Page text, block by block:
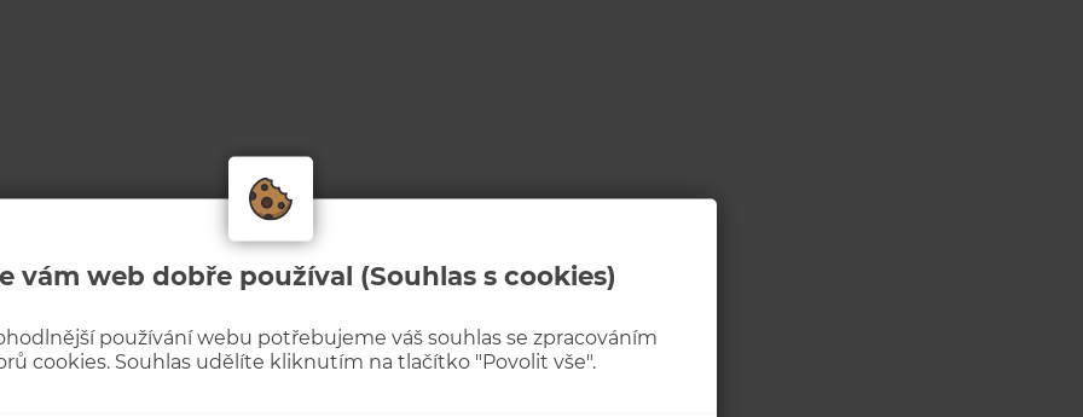
vám web dobře používal (Souhlas s cookies)
používání webu potřebujeme váš souhlas se zpracováním
cookies. Souhlas udělíte kliknutím na tlačítko "Povolit vše".